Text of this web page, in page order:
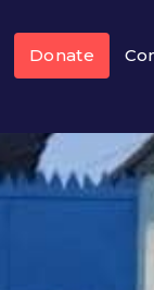
Donate